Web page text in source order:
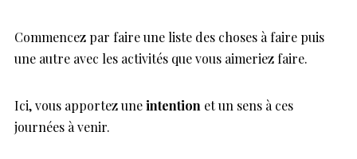
Commencez par faire une liste des choses à faire puis
une autre avec les activités que vous aimeriez faire.
Ici, vous apportez uneintention et un sens à ces
journées à venir.